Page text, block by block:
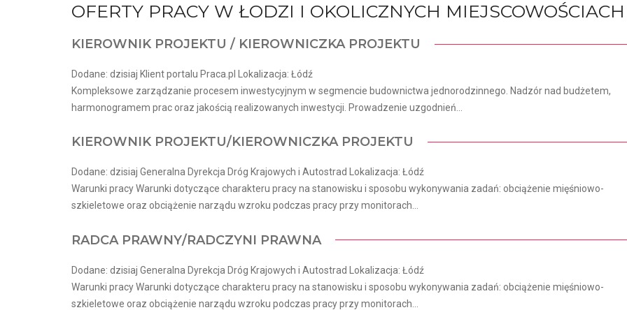
OFERTY PRACY W ŁODZI I OKOLICZNYCH MIEJSCOWOŚCIACH
KIEROWNIK PROJEKTU / KIEROWNICZKA PROJEKTU
Dodane: dzisiaj Klient portalu Praca.pl Lokalizacja: Łódź
Kompleksowe zarządzanie procesem inwestycyjnym w segmencie budownictwa jednorodzinnego. Nadzór nad budżetem,
harmonogramem prac oraz jakością realizowanych inwestycji. Prowadzenie uzgodnień...
KIEROWNIK PROJEKTU/KIEROWNICZKA PROJEKTU
Dodane: dzisiaj Generalna Dyrekcja Dróg Krajowych i Autostrad Lokalizacja: Łódź
Warunki pracy Warunki dotyczące charakteru pracy na stanowisku i sposobu wykonywania zadań: obciążenie mięśniowo-
szkieletowe oraz obciążenie narządu wzroku podczas pracy przy monitorach...
RADCA PRAWNY/RADCZYNI PRAWNA
Dodane: dzisiaj Generalna Dyrekcja Dróg Krajowych i Autostrad Lokalizacja: Łódź
Warunki pracy Warunki dotyczące charakteru pracy na stanowisku i sposobu wykonywania zadań: obciążenie mięśniowo-
szkieletowe oraz obciążenie narządu wzroku podczas pracy przy monitorach...